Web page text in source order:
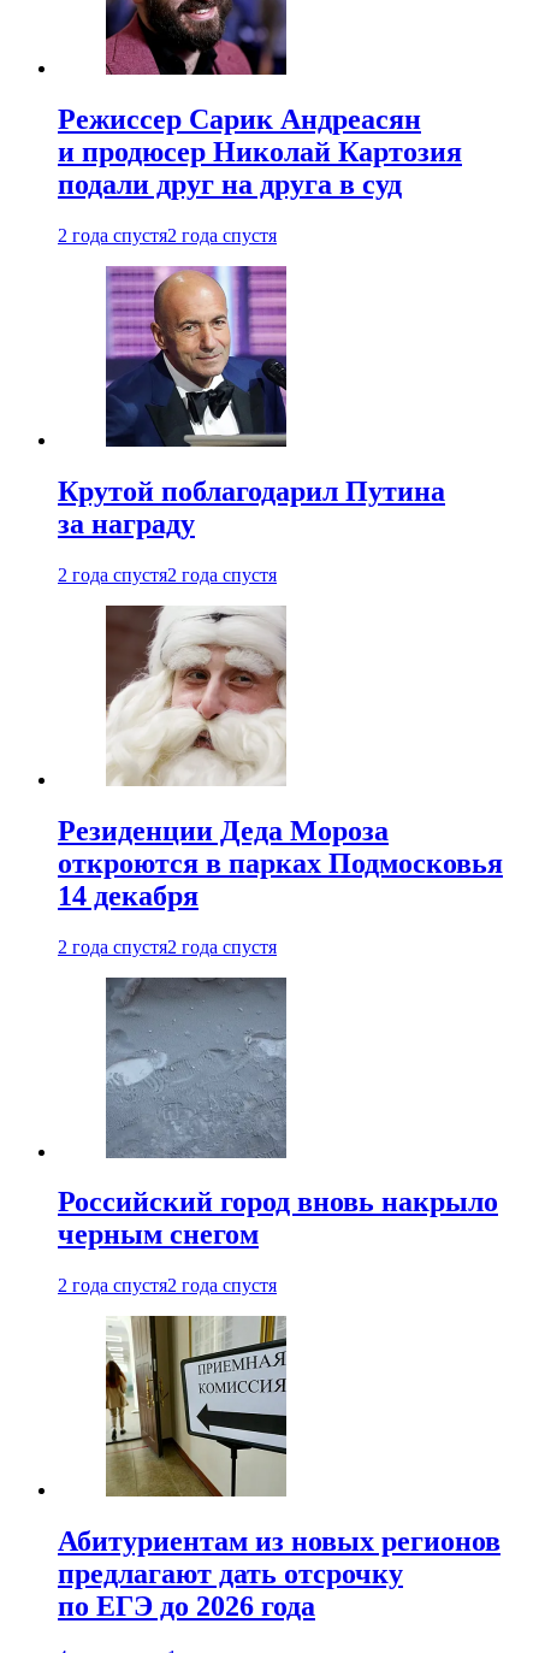
Режиссер Сарик Андреасян
и продюсер Николай Картозия
подали друг на друга в суд
2 года спустя2 года спустя
Крутой поблагодарил Путина
за награду
2 года спустя2 года спустя
Резиденции Деда Мороза
откроются в парках Подмосковья
14 декабря
2 года спустя2 года спустя
Российский город вновь накрыло
черным снегом
2 года спустя2 года спустя
Абитуриентам из новых регионов
предлагают дать отсрочку
по ЕГЭ до 2026 года